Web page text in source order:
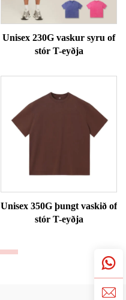
Unisex 230G vaskur syru of
stór T-eyðja
Unisex 350G þungt vaskið of
stór T-eyðja